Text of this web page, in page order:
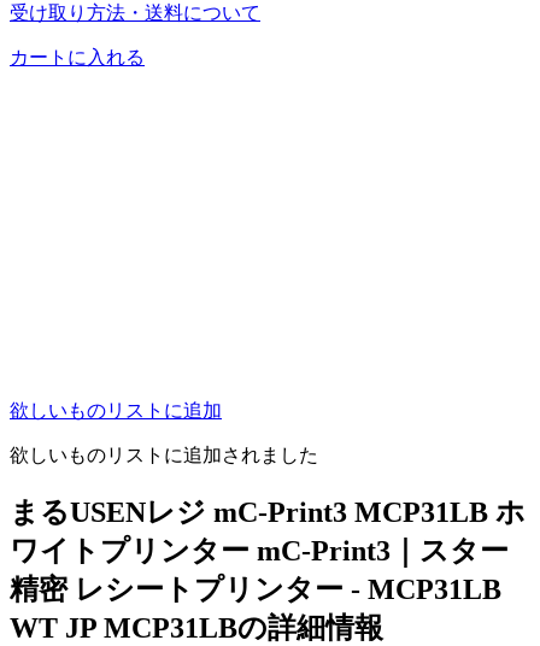
受け取り方法・送料について
カートに入れる
欲しいものリストに追加
欲しいものリストに追加されました
まるUSENレジ mC-Print3 MCP31LB ホ
ワイトプリンター mC-Print3｜スター
精密 レシートプリンター - MCP31LB
WT JP MCP31LBの詳細情報